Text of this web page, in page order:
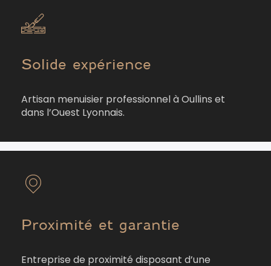
Solide expérience
Artisan menuisier professionnel à Oullins et
dans l’Ouest Lyonnais.
Proximité et garantie
Entreprise de proximité disposant d’une